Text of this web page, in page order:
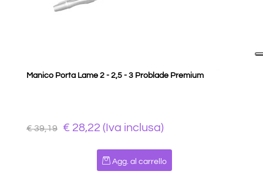
Manico Porta Lame 2 - 2,5 - 3 Problade Premium
€ 39,19 € 28,22 (Iva inclusa)
Quantità
Agg. al carrello